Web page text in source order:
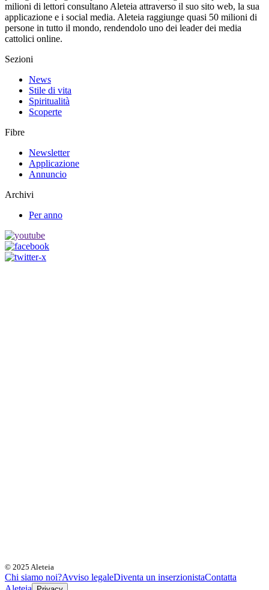
milioni di lettori consultano Aleteia attraverso il suo sito web, la sua
applicazione e i social media. Aleteia raggiunge quasi 50 milioni di
persone in tutto il mondo, rendendolo uno dei leader dei media
cattolici online.
Sezioni
News
Stile di vita
Spiritualità
Scoperte
Fibre
Newsletter
Applicazione
Annuncio
Archivi
Per anno
© 2025 Aleteia
Chi siamo noi?Avviso legaleDiventa un inserzionistaContatta